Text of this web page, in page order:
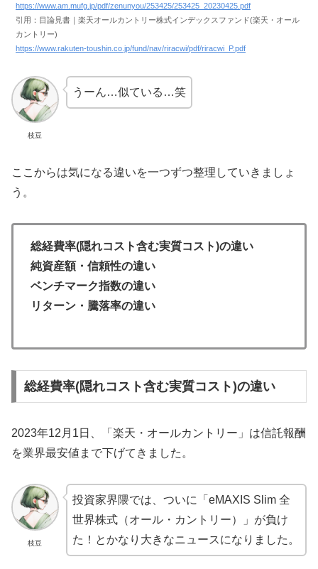
https://www.am.mufg.jp/pdf/zenunyou/253425/253425_20230425.pdf
引用：目論見書｜楽天オールカントリー株式インデックスファンド(楽天・オール
カントリー)
https://www.rakuten-toushin.co.jp/fund/nav/riracwi/pdf/riracwi_P.pdf
枝豆
うーん…似ている…笑
ここからは気になる違いを一つずつ整理していきましょ
う。
総経費率(隠れコスト含む実質コスト)の違い
純資産額・信頼性の違い
ベンチマーク指数の違い
リターン・騰落率の違い
総経費率(隠れコスト含む実質コスト)の違い
2023年12月1日、「楽天・オールカントリー」は信託報酬
を業界最安値まで下げてきました。
枝豆
投資家界隈では、ついに「eMAXIS Slim 全
世界株式（オール・カントリー）」が負け
た！とかなり大きなニュースになりました。